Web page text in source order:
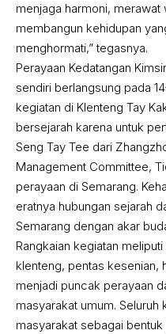
menjaga harmoni, merawat
membangun kehidupan
menghormati,” tegasnya.
Perayaan Kedatangan
sendiri berlangsung pada
kegiatan di Klenteng Tay
bersejarah karena untuk
Seng Tay Tee dari
Management Committee,
perayaan di Semarang.
eratnya hubungan sejarah
Semarang dengan akar
Rangkaian kegiatan
klenteng, pentas kesenian,
menjadi puncak perayaan
masyarakat umum. Seluruh
masyarakat sebagai